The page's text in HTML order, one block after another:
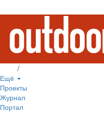
/
Ещё
Проекты
Журнал
Портал